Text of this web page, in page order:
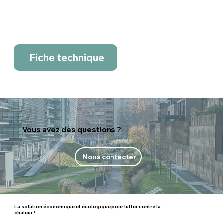
Fiche technique
Vous avez des questions ?
Nous contacter
La solution économique et écologique pour lutter contre la
chaleur !